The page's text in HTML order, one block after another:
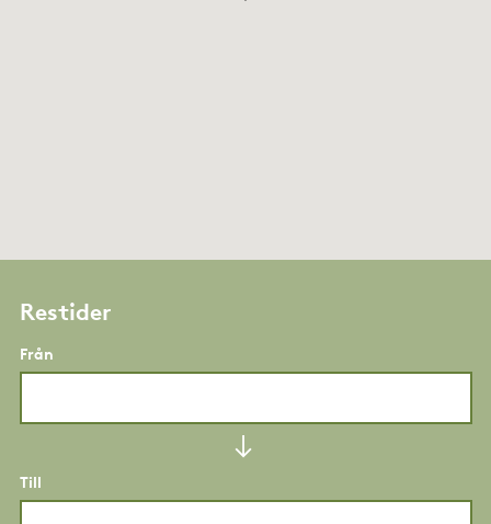
Restider
Från
Till